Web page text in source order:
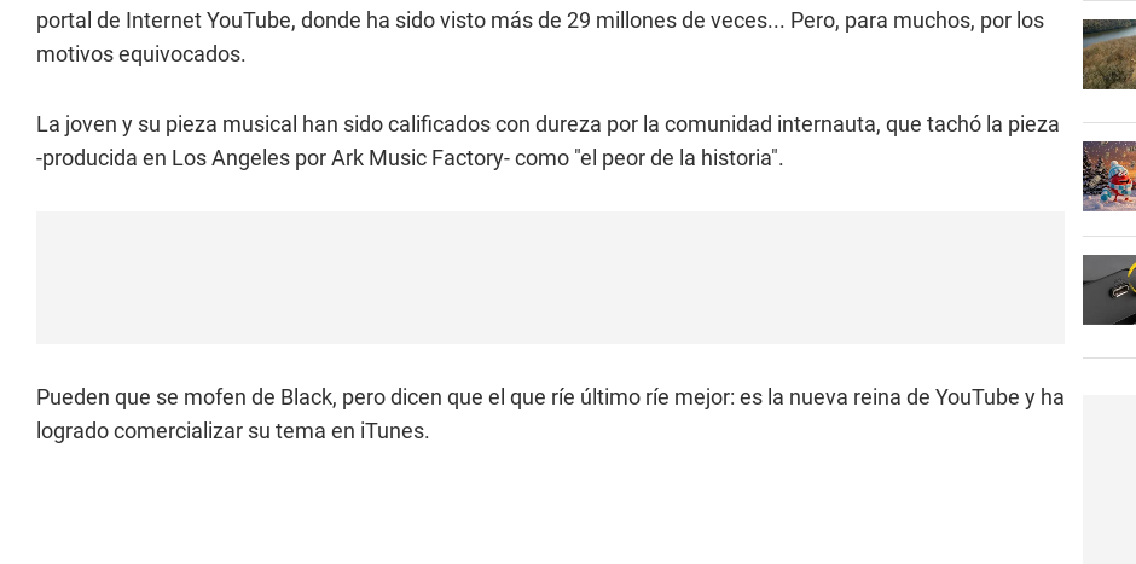
portal de Internet YouTube, donde ha sido visto más de 29 millones de veces... Pero, para muchos, por los
motivos equivocados.
La joven y su pieza musical han sido calificados con dureza por la comunidad internauta, que tachó la pieza
-producida en Los Angeles por Ark Music Factory- como "el peor de la historia".
Pueden que se mofen de Black, pero dicen que el que ríe último ríe mejor: es la nueva reina de YouTube y ha
logrado comercializar su tema en iTunes.